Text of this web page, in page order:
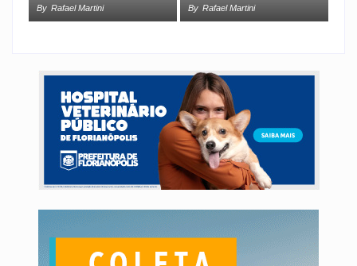
By Rafael Martini By Rafael Martini